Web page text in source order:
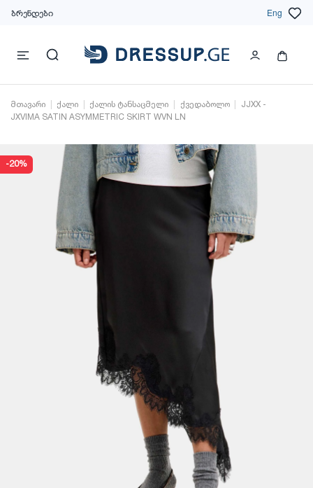
ბრენდები Eng
მთავარი ქალი ქალის ტანსაცმელი ქვედაბოლო
JJXX -
JXVIMA SATIN ASYMMETRIC SKIRT WVN LN
-20%